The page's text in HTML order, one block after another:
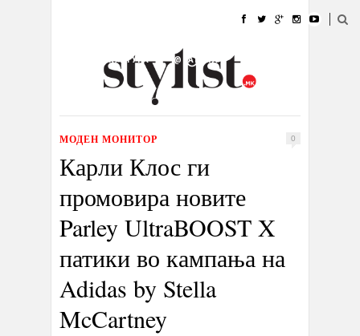
УБАВИНА
КУЛТУРА @РАБОТА
ИЗЛОГ
МОДЕН МОНИТОР 0
Карли Клос ги
промовира новите
Parley UltraBOOST X
патики во кампања на
Adidas by Stella
McCartney